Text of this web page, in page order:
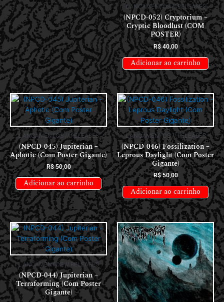
LANÇAMENTOS // RELEASES
(NPCD-052) Cryptorium –
Cryptic Bloodlust (COM
POSTER)
R$40,00
Adicionar ao carrinho
LANÇAMENTOS // RELEASES
(NPCD-045) Jupiterian –
Aphotic (Com Poster Gigante)
R$50,00
Adicionar ao carrinho
LANÇAMENTOS // RELEASES
(NPCD-046) Fossilization –
Leprous Daylight (Com Poster
Gigante)
R$50,00
Adicionar ao carrinho
LANÇAMENTOS // RELEASES
(NPCD-044) Jupiterian –
Terraforming (Com Poster
Gigante)